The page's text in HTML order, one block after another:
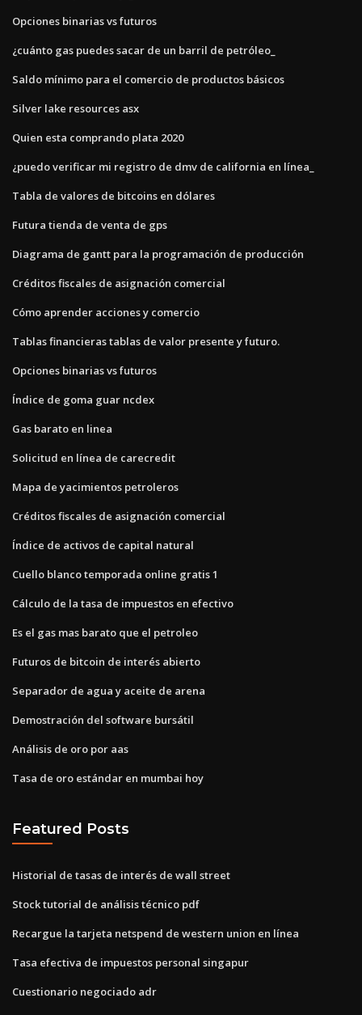
Opciones binarias vs futuros
¿cuánto gas puedes sacar de un barril de petróleo_
Saldo mínimo para el comercio de productos básicos
Silver lake resources asx
Quien esta comprando plata 2020
¿puedo verificar mi registro de dmv de california en línea_
Tabla de valores de bitcoins en dólares
Futura tienda de venta de gps
Diagrama de gantt para la programación de producción
Créditos fiscales de asignación comercial
Cómo aprender acciones y comercio
Tablas financieras tablas de valor presente y futuro.
Opciones binarias vs futuros
Índice de goma guar ncdex
Gas barato en linea
Solicitud en línea de carecredit
Mapa de yacimientos petroleros
Créditos fiscales de asignación comercial
Índice de activos de capital natural
Cuello blanco temporada online gratis 1
Cálculo de la tasa de impuestos en efectivo
Es el gas mas barato que el petroleo
Futuros de bitcoin de interés abierto
Separador de agua y aceite de arena
Demostración del software bursátil
Análisis de oro por aas
Tasa de oro estándar en mumbai hoy
Featured Posts
Historial de tasas de interés de wall street
Stock tutorial de análisis técnico pdf
Recargue la tarjeta netspend de western union en línea
Tasa efectiva de impuestos personal singapur
Cuestionario negociado adr